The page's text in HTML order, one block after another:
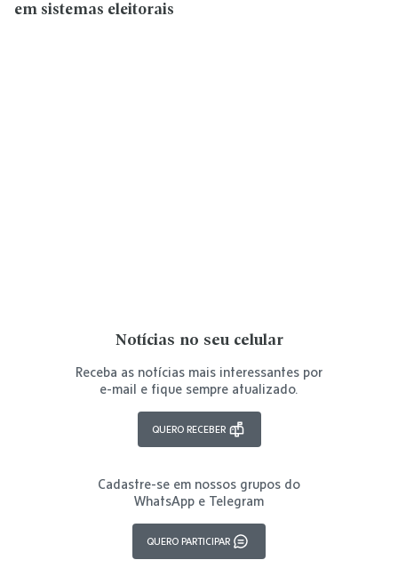
em sistemas eleitorais
Notícias no seu celular
Receba as notícias mais interessantes por
e-mail e fique sempre atualizado.
QUERO RECEBER
Cadastre-se em nossos grupos do
WhatsApp e Telegram
QUERO PARTICIPAR